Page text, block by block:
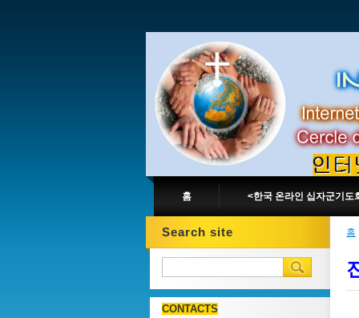
홈 <한국 온라인 십자군기도
홈
Search site
CONTACTS